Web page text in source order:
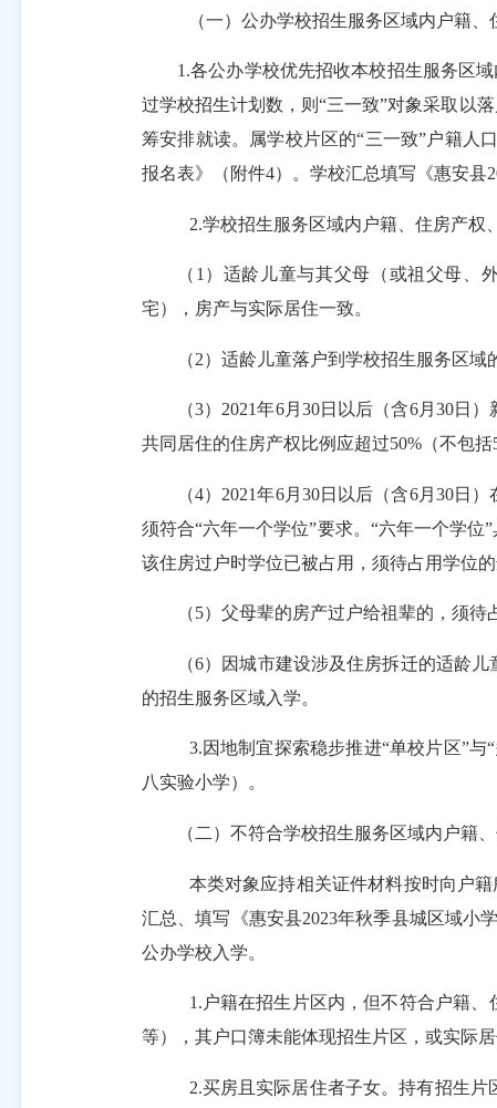
（一）公办学校招生服务区域内户籍
1.各公办学校优先招收本校招生服务区
过学校招生计划数，则“三一致”对象采取以
筹安排就读。属学校片区的“三一致”户籍人
报名表》（附件4）。学校汇总填写《惠安县
2.学校招生服务区域内户籍、住房产权
（ 1 ）适龄儿童与其父母（或祖父母、
宅），房产与实际居住一致。
（2）适龄儿童落户到学校招生服务区域
（3） 2021年6月 30日以后（含6月 30日）
共同居住的住房产权比例应超过50%（不包括
（4） 2021年6月 30日以后（含6月 30日）
须符合“六年一个学位”要求。“六年一个学
该住房过户时学位已被占用，须待占用学位
（5）父母辈的房产过户给祖辈的，须待
（6）因城市建设涉及住房拆迁的适龄
的招生服务区域入学。
3.因地制宜探索稳步推进“单校片区”与
八实验小学）。
（二）不符合学校招生服务区域内户籍
本类对象应持相关证件材料按时向户
汇总、填写《惠安县2023年秋季县城区域小
公办学校入学。
1. 户籍在招生片区内，但不符合户籍、
等），其户口簿未能体现招生片区，或实际
2.买房且实际居住者子女。持有招生